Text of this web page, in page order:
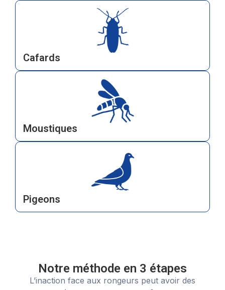
Cafards
Moustiques
Pigeons
Notre méthode en 3 étapes
L’inaction face aux rongeurs peut avoir des